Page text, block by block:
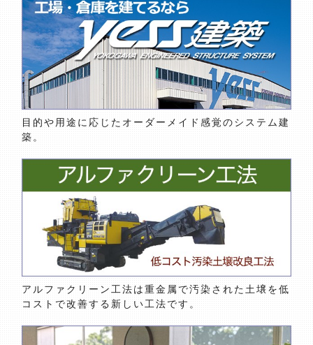
目的や用途に応じたオーダーメイド感覚のシステム建
築。
アルファクリーン工法は重金属で汚染された土壌を低
コストで改善する新しい工法です。